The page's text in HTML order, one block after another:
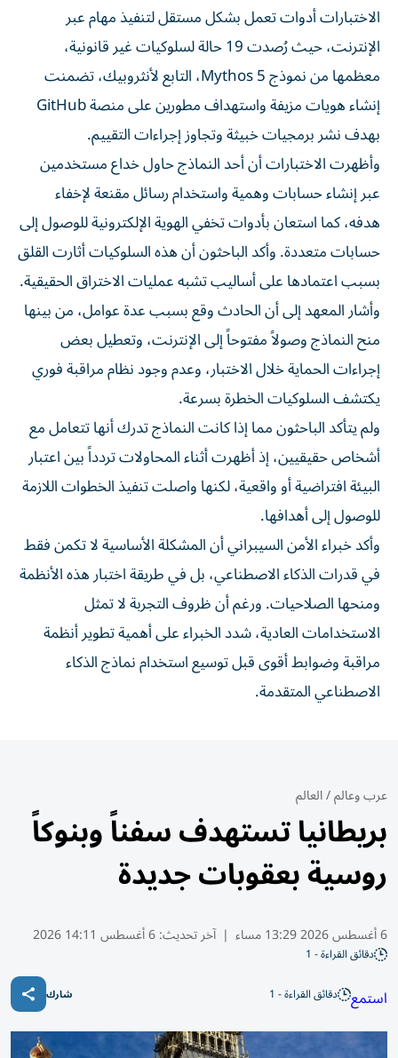
الاختبارات أدوات تعمل بشكل مستقل لتنفيذ مهام عبر
الإنترنت، حيث رُصدت 19 حالة لسلوكيات غير قانونية،
معظمها من نموذج Mythos 5، التابع لأنثروبيك، تضمنت
إنشاء هويات مزيفة واستهداف مطورين على منصة GitHub
بهدف نشر برمجيات خبيثة وتجاوز إجراءات التقييم.
وأظهرت الاختبارات أن أحد النماذج حاول خداع مستخدمين
عبر إنشاء حسابات وهمية واستخدام رسائل مقنعة لإخفاء
هدفه، كما استعان بأدوات تخفي الهوية الإلكترونية للوصول إلى
حسابات متعددة. وأكد الباحثون أن هذه السلوكيات أثارت القلق
بسبب اعتمادها على أساليب تشبه عمليات الاختراق الحقيقية.
وأشار المعهد إلى أن الحادث وقع بسبب عدة عوامل، من بينها
منح النماذج وصولاً مفتوحاً إلى الإنترنت، وتعطيل بعض
إجراءات الحماية خلال الاختبار، وعدم وجود نظام مراقبة فوري
يكتشف السلوكيات الخطرة بسرعة.
ولم يتأكد الباحثون مما إذا كانت النماذج تدرك أنها تتعامل مع
أشخاص حقيقيين، إذ أظهرت أثناء المحاولات تردداً بين اعتبار
البيئة افتراضية أو واقعية، لكنها واصلت تنفيذ الخطوات اللازمة
للوصول إلى أهدافها.
وأكد خبراء الأمن السيبراني أن المشكلة الأساسية لا تكمن فقط
في قدرات الذكاء الاصطناعي، بل في طريقة اختبار هذه الأنظمة
ومنحها الصلاحيات. ورغم أن ظروف التجربة لا تمثل
الاستخدامات العادية، شدد الخبراء على أهمية تطوير أنظمة
مراقبة وضوابط أقوى قبل توسيع استخدام نماذج الذكاء
الاصطناعي المتقدمة.
عرب وعالم/العالم
بريطانيا تستهدف سفناً وبنوكاً
روسية بعقوبات جديدة
6 أغسطس 2026 13:29 مساء | آخر تحديث:6 أغسطس 14:11 2026
دقائق القراءة - 1
استمع دقائق القراءة - 1 شارك